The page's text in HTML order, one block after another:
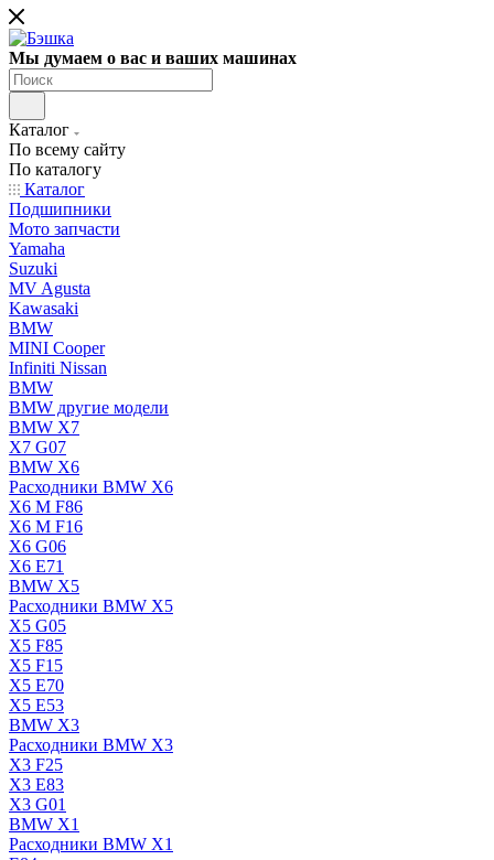
Мы думаем о вас и ваших машинах
Каталог
По всему сайту
По каталогу
Каталог
Подшипники
Мото запчасти
Yamaha
Suzuki
MV Agusta
Kawasaki
BMW
MINI Cooper
Infiniti Nissan
BMW
BMW другие модели
BMW X7
X7 G07
BMW X6
Расходники BMW X6
X6 M F86
X6 M F16
X6 G06
X6 E71
BMW X5
Расходники BMW X5
X5 G05
X5 F85
X5 F15
X5 E70
X5 E53
BMW X3
Расходники BMW X3
X3 F25
X3 E83
X3 G01
BMW X1
Расходники BMW X1